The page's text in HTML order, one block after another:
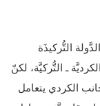
التُّركيذَة
ـ التُّركيَّة، لكنّ
الكردي يتعامل